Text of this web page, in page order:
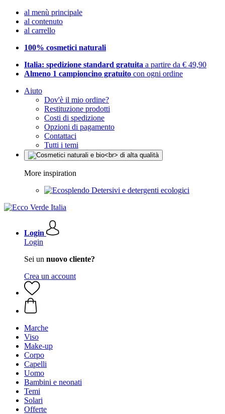
al menù principale
al contenuto
al carrello
100% cosmetici naturali
Italia: spedizione standard gratuita a partire da € 49,90
Almeno 1 campioncino gratuito con ogni ordine
Aiuto
Dov'è il mio ordine?
Restituzione prodotti
Costi di spedizione
Opzioni di pagamento
Contattaci
Tutti i temi
More inspiration
Detersivi e detergenti ecologici
Login
Login
Sei un nuovo cliente?
Crea un account
Marche
Viso
Make-up
Corpo
Capelli
Uomo
Bambini e neonati
Temi
Solari
Offerte